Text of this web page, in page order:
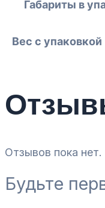
Габариты в
Вес с упаковкой
Отзывов пока нет.
Будьте